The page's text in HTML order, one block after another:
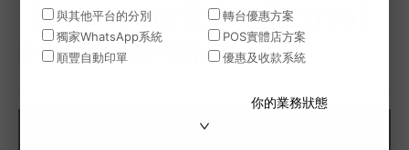
與其他平台的分別
轉台優惠方案
獨家WhatsApp系統
POS實體店方案
順豐自動印單
優惠及收款系統
你的業務狀態
【SHOPAGE電商教室2026】
5大網店熱門商品